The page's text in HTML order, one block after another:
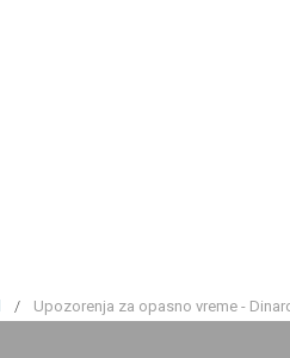
/ Upozorenja za opasno vreme -